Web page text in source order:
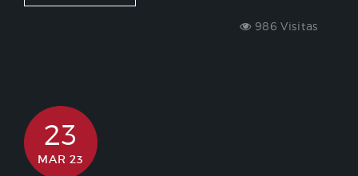
986 Visitas
23
MAR 23